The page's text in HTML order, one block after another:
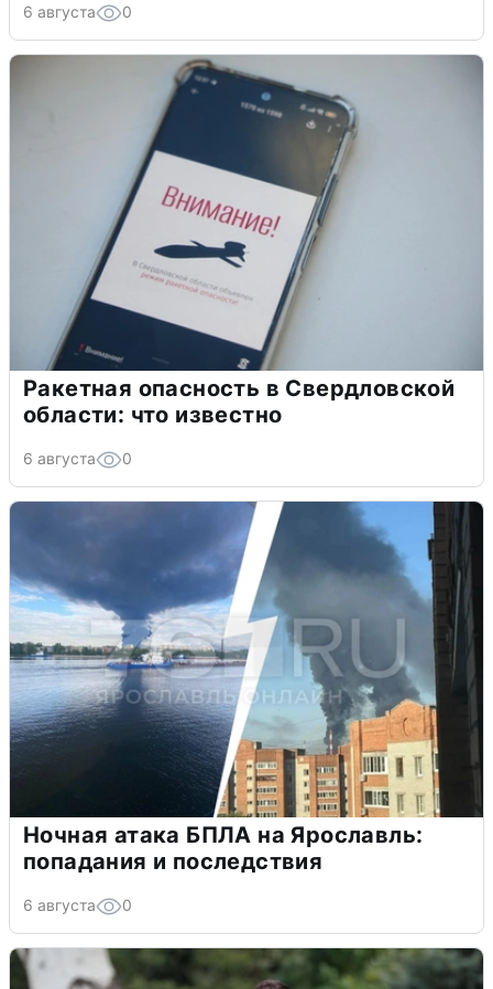
6 августа 0
Ракетная опасность в Свердловской
области: что известно
6 августа 0
Ночная атака БПЛА на Ярославль:
попадания и последствия
6 августа 0